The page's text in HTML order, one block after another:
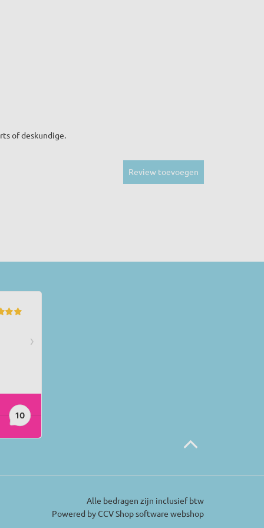
of deskundige.
Review toevoegen
Alle bedragen zijn inclusief btw
Powered by CCV Shopsoftware webshop